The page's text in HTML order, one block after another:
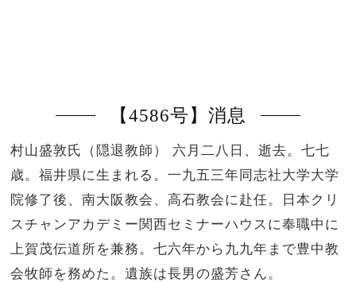
【4586号】消息
村山盛敦氏（隠退教師） 六月二八日、逝去。七七
歳。福井県に生まれる。一九五三年同志社大学大学
院修了後、南大阪教会、高石教会に赴任。日本クリ
スチャンアカデミー関西セミナーハウスに奉職中に
上賀茂伝道所を兼務。七六年から九九年まで豊中教
会牧師を務めた。遺族は長男の盛芳さん。